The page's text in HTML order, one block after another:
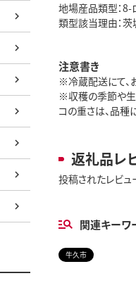
地場産品類型：8-
類型該当理由：
注意書き
※冷蔵配送にて、
※収穫の季節や生
コの重さは、品
返礼品レ
投稿されたレビュ
関連キーワ
牛久市